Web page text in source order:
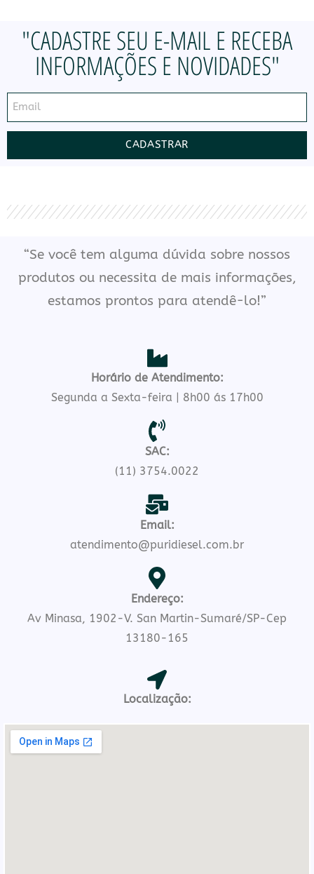
"CADASTRE SEU E-MAIL E RECEBA
INFORMAÇÕES E NOVIDADES"
CADASTRAR
“Se você tem alguma dúvida sobre nossos
produtos ou necessita de mais informações,
estamos prontos para atendê-lo!”
Horário de Atendimento:
Segunda a Sexta-feira | 8h00 ás 17h00
SAC:
(11) 3754.0022
Email:
atendimento@puridiesel.com.br
Endereço:
Av Minasa, 1902-V. San Martin-Sumaré/SP-Cep
13180-165
Localização: